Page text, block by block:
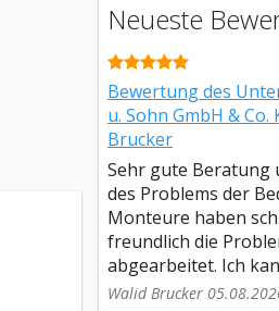
Neueste
Bewertung des
u. Sohn GmbH & Co.
Brucker
Sehr gute Beratung
des Problems der
Monteure haben
freundlich die
abgearbeitet. Ich
Walid Brucker